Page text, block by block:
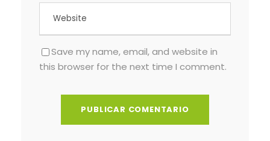
Save my name, email, and website in
this browser for the next time I comment.